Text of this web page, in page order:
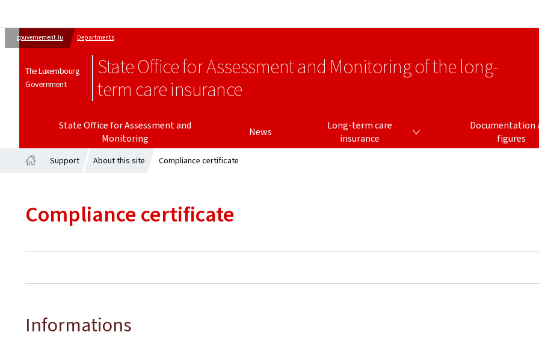
gouvernement.lu Departments
The Luxembourg
Government
State Office for Assessment and Monitoring of the long-
term care insurance
State Office for Assessment and
Monitoring
News
Long-term care
insurance
Documentation
figures
Support About this site Compliance certificate
Compliance certificate
Informations